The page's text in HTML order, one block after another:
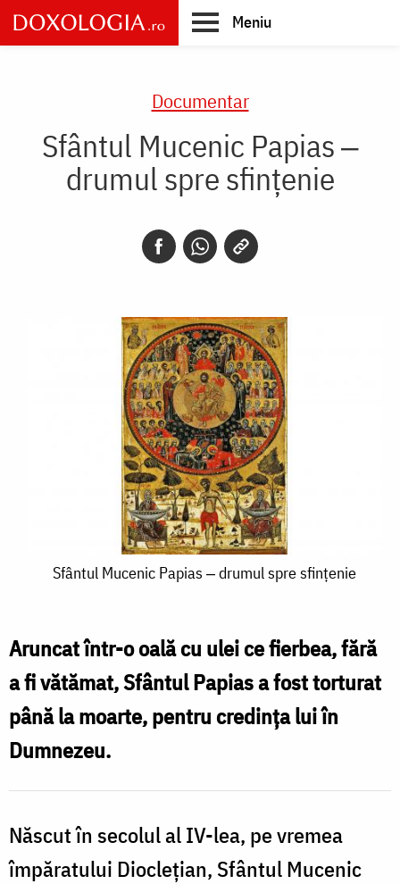
Skip
to
main
Meniu
Documentar
Sfântul Mucenic Papias ‒
drumul spre sfințenie
Sfântul
‒
drumul
spre
sfințenie
Sfântul Mucenic Papias ‒ drumul spre sfințenie
Aruncat într-o oală cu ulei ce fierbea, fără
a fi vătămat, Sfântul Papias a fost torturat
până la moarte, pentru credința lui în
Dumnezeu.
Născut în secolul al IV-lea, pe vremea
împăratului Dioclețian, Sfântul Mucenic